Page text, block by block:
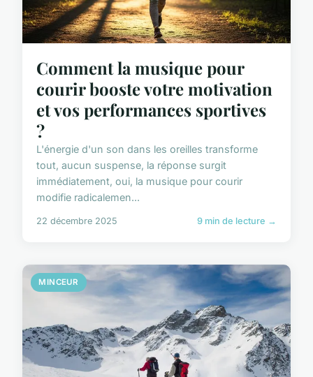
Comment la musique pour
courir booste votre motivation
et vos performances sportives
?
L'énergie d'un son dans les oreilles transforme
tout, aucun suspense, la réponse surgit
immédiatement, oui, la musique pour courir
modifie radicalemen...
22 décembre 2025 9 min de lecture →
MINCEUR